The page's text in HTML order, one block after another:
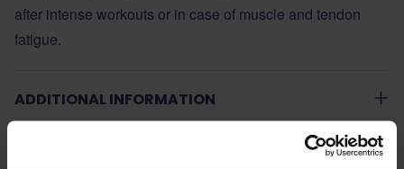
after intense workouts or in case of muscle and tendon
fatigue.
ADDITIONAL INFORMATION